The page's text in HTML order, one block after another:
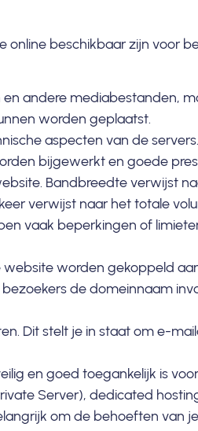
beschikbaar zijn voor
andere mediabestanden,
worden geplaatst.
aspecten van de
bijgewerkt en goede
Bandbreedte verwijst
verwijst naar het totale
vaak beperkingen of
worden gekoppeld
de domeinnaam
Dit stelt je in staat om e-
en goed toegankelijk is
Server), dedicated
om de behoeften van